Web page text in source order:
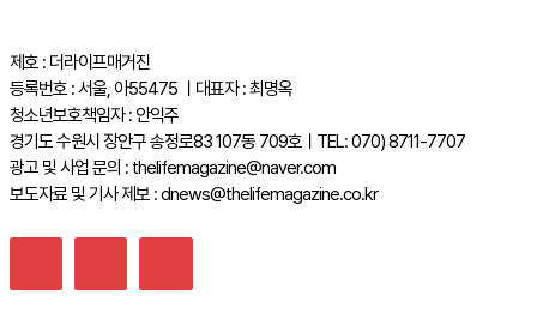
제호 : 더라이프매거진
등록번호 : 서울, 아55475 ㅣ대표자 : 최명옥
청소년보호책임자 : 안익주
경기도 수원시 장안구 송정로83 107동 709호ㅣTEL: 070) 8711-7707
광고 및 사업 문의 : thelifemagazine@naver.com
보도자료 및 기사 제보 : dnews@thelifemagazine.co.kr